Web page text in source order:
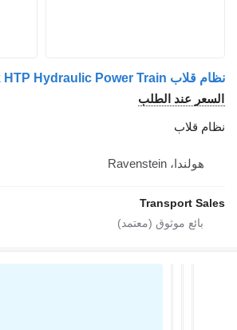
السعر عند الطلب
نظام قلاب
هولندا، Ravenstein
Transport Sales